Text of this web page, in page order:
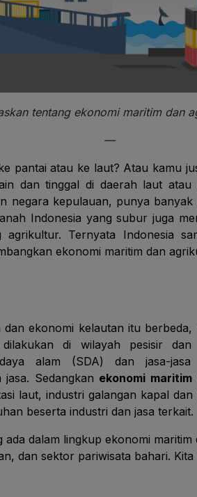
tentang ekonomi maritim dan
—
pantai atau ke laut? Atau kamu
dan tinggal di daerah laut atau
negara kepulauan, punya
Indonesia yang subur juga
agrikultur. Ternyata Indonesia
ekonomi maritim dan
ekonomi kelautan itu berbeda,
dilakukan di wilayah pesisir
alam (SDA) dan jasa-
Sedangkan ekonomi maritim
laut, industri galangan kapal
beserta industri dan jasa terkait.
dalam lingkup ekonomi
dan sektor pariwisata bahari.